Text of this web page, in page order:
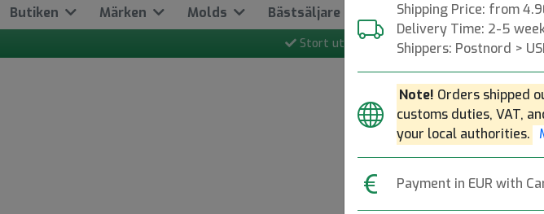
Shipping Price: from
Delivery Time: 2-5
Shippers: Postnord >
Note! Orders shipped
customs duties, VAT,
your local authorities.
Payment in EUR with
Butiken Märken Molds Bästsäljare Nyheter Påfyllt
Stort utbud Snabba leveranser Fri